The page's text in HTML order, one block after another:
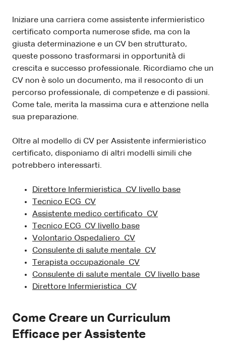
Iniziare una carriera come assistente infermieristico
certificato comporta numerose sfide, ma con la
giusta determinazione e un CV ben strutturato,
queste possono trasformarsi in opportunità di
crescita e successo professionale. Ricordiamo che un
CV non è solo un documento, ma il resoconto di un
percorso professionale, di competenze e di passioni.
Come tale, merita la massima cura e attenzione nella
sua preparazione.
Oltre al modello di CV per Assistente infermieristico
certificato, disponiamo di altri modelli simili che
potrebbero interessarti.
Direttore Infermieristica CV livello base
Tecnico ECG CV
Assistente medico certificato CV
Tecnico ECG CV livello base
Volontario Ospedaliero CV
Consulente di salute mentale CV
Terapista occupazionale CV
Consulente di salute mentale CV livello base
Direttore Infermieristica CV
Come Creare un Curriculum
Efficace per Assistente